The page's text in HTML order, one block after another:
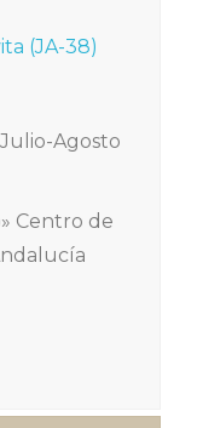
(JA-38)
Agosto
Centro de